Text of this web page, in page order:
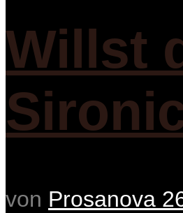
Willst
von Prosanova